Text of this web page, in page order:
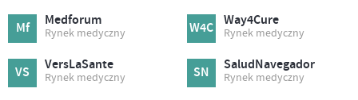
Mf Medforum
Rynek medyczny W4C Way4Cure
Rynek medyczny
VS VersLaSante
Rynek medyczny SN SaludNavegador
Rynek medyczny